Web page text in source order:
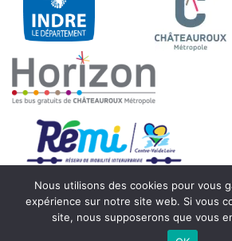
© 2021 - Collège Beaulieu - 7 rue Max
Nous utilisons des cookies pour vous
expérience sur notre site web. Si vous
site, nous supposerons que vous